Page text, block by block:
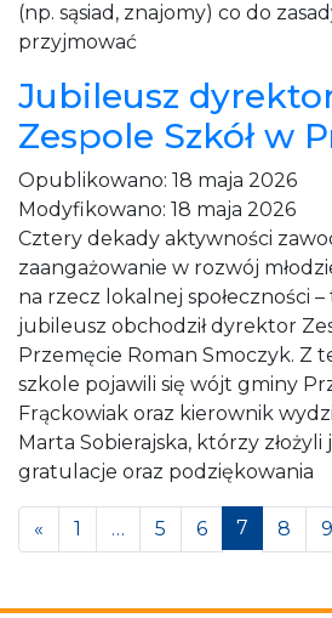
(np. sąsiad, znajomy) co do
przyjmować
Jubileusz
Zespole Szkół w
Opublikowano: 18 maja 2026
Modyfikowano: 18 maja 2026
Cztery dekady aktywności
zaangażowanie w rozwój
na rzecz lokalnej społeczności
jubileusz obchodził dyrektor
Przemęcie Roman Smoczyk. Z
szkole pojawili się wójt gminy
Frąckowiak oraz kierownik
Marta Sobierajska, którzy
gratulacje oraz podziękowania
Posts navigation
« 1 … 5 6 7 8 9